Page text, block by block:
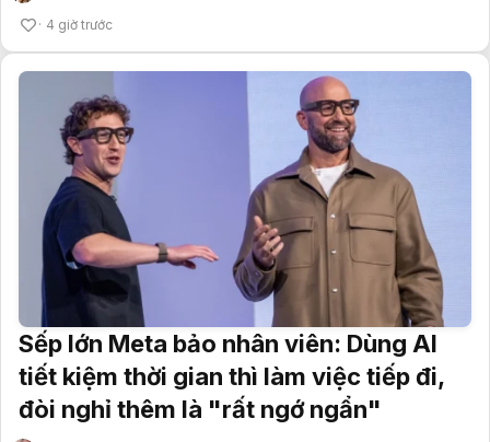
4 giờ trước
Sếp lớn Meta bảo nhân viên: Dùng AI
tiết kiệm thời gian thì làm việc tiếp đi,
đòi nghỉ thêm là "rất ngớ ngẩn"